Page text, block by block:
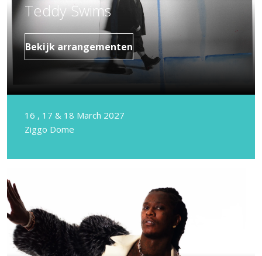
Teddy Swims
Bekijk arrangementen
16 , 17 & 18 March 2027
Ziggo Dome